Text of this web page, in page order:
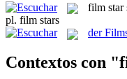
film star
pl. film stars
der
Contextos con